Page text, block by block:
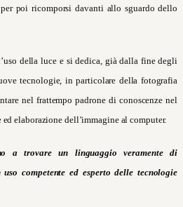
per poi ricomporsi davanti allo sguardo dello
della luce e si dedica, già dalla fine degli
tecnologie, in particolare della fotografia
nel frattempo padrone di conoscenze nel
elaborazione dell’immagine al computer.
a trovare un linguaggio veramente di
competente ed esperto delle tecnologie